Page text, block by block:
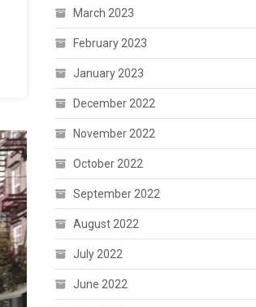
March 2023
February 2023
January 2023
December 2022
November 2022
October 2022
September 2022
August 2022
July 2022
June 2022